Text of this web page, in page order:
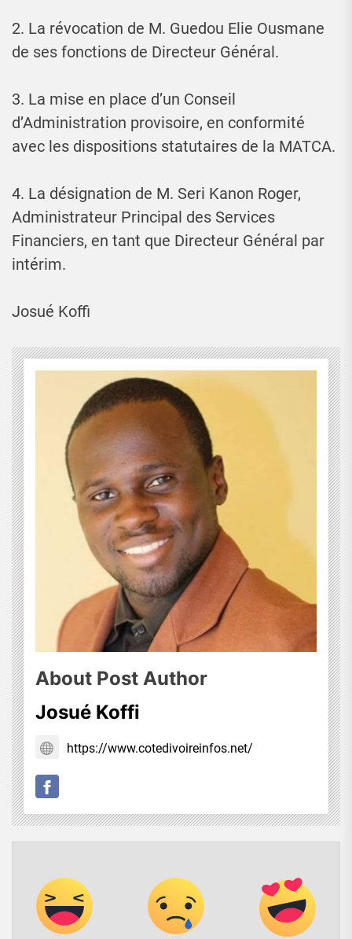
2. La révocation de M. Guedou Elie Ousmane
de ses fonctions de Directeur Général.
3. La mise en place d’un Conseil
d’Administration provisoire, en conformité
avec les dispositions statutaires de la MATCA.
4. La désignation de M. Seri Kanon Roger,
Administrateur Principal des Services
Financiers, en tant que Directeur Général par
intérim.
Josué Koffi
About Post Author
Josué Koffi
https://www.cotedivoireinfos.net/